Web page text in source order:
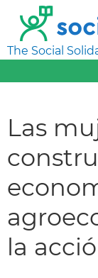
The Social
Las
la